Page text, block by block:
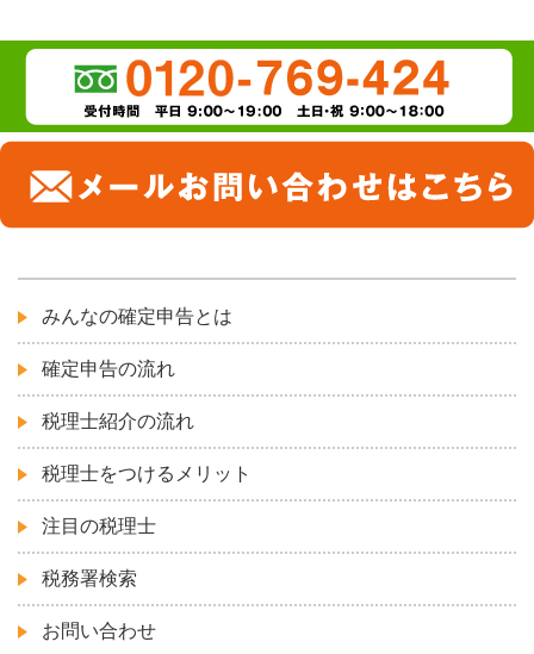
みんなの確定申告とは
確定申告の流れ
税理士紹介の流れ
税理士をつけるメリット
注目の税理士
税務署検索
お問い合わせ